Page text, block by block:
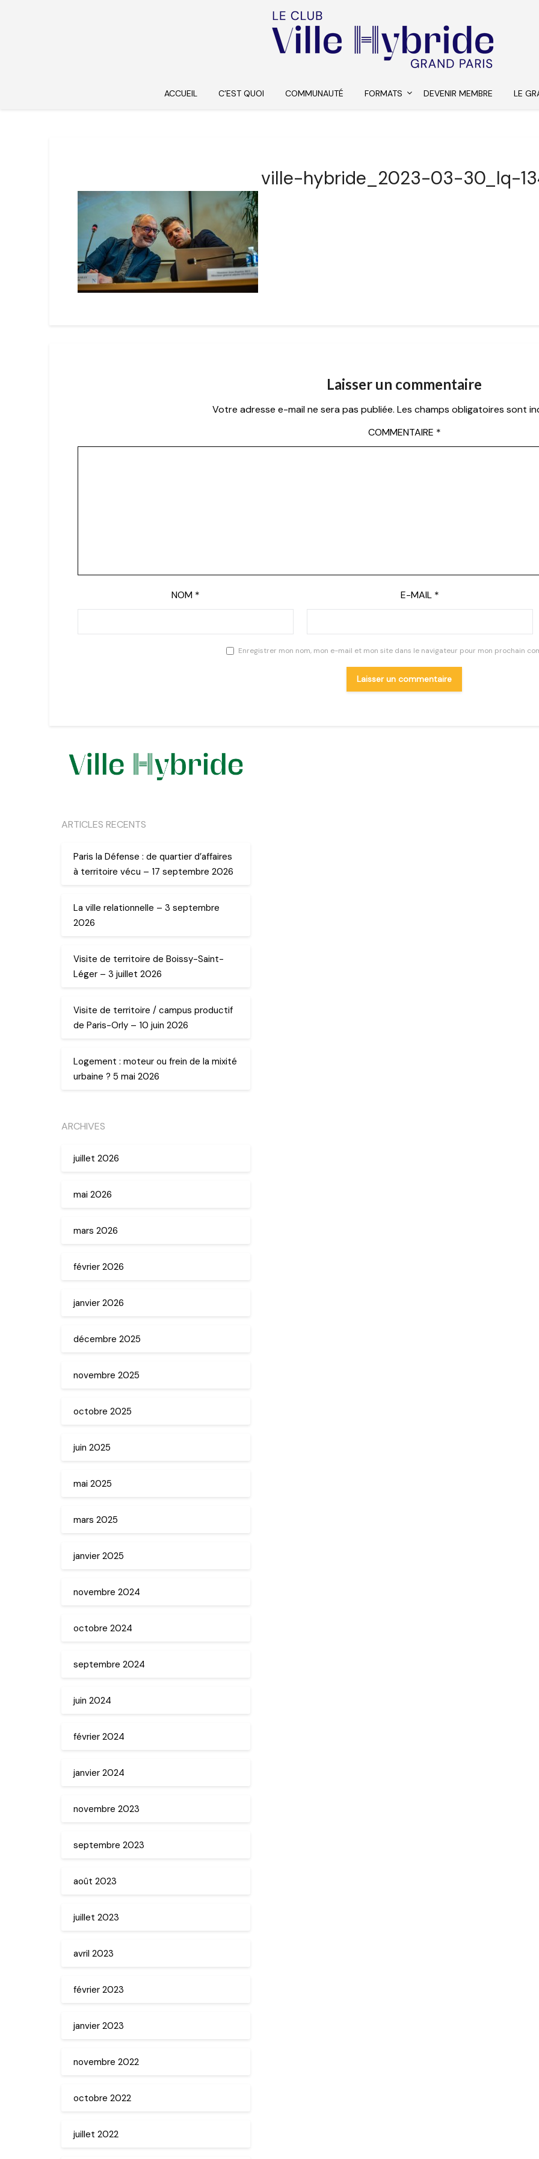
ACCUEIL C’EST QUOI COMMUNAUTÉ FORMATS DEVENIR MEMBRE LE
ville-hybride_2023-03-30_lq-
Laisser un commentaire
Votre adresse e-mail ne sera pas publiée. Les champs obligatoires sont
COMMENTAIRE *
NOM * E-MAIL *
Enregistrer mon nom, mon e-mail et mon site dans le navigateur pour mon prochain
ARTICLES RECENTS
Paris la Défense : de quartier d’affaires
à territoire vécu – 17 septembre 2026
La ville relationnelle – 3 septembre
2026
Visite de territoire de Boissy-Saint-
Léger – 3 juillet 2026
Visite de territoire / campus productif
de Paris-Orly – 10 juin 2026
Logement : moteur ou frein de la mixité
urbaine ? 5 mai 2026
ARCHIVES
juillet 2026
mai 2026
mars 2026
février 2026
janvier 2026
décembre 2025
novembre 2025
octobre 2025
juin 2025
mai 2025
mars 2025
janvier 2025
novembre 2024
octobre 2024
septembre 2024
juin 2024
février 2024
janvier 2024
novembre 2023
septembre 2023
août 2023
juillet 2023
avril 2023
février 2023
janvier 2023
novembre 2022
octobre 2022
juillet 2022